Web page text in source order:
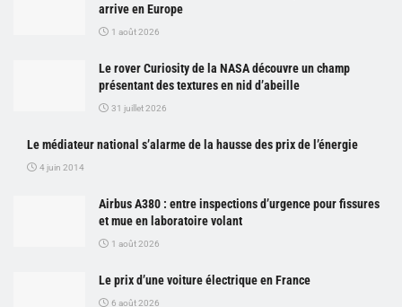
arrive en Europe
1 août 2026
Le rover Curiosity de la NASA découvre un champ
présentant des textures en nid d’abeille
31 juillet 2026
Le médiateur national s’alarme de la hausse des prix de l’énergie
4 juin 2014
Airbus A380 : entre inspections d’urgence pour fissures
et mue en laboratoire volant
1 août 2026
Le prix d’une voiture électrique en France
6 août 2026